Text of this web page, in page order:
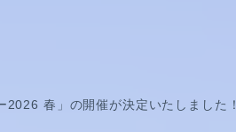
2026 春」の開催が決定いたしました！